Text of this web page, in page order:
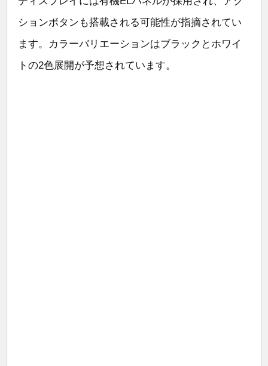
ションボタンも搭載される可能性が指摘されてい
ます。カラーバリエーションはブラックとホワイ
トの2色展開が予想されています。